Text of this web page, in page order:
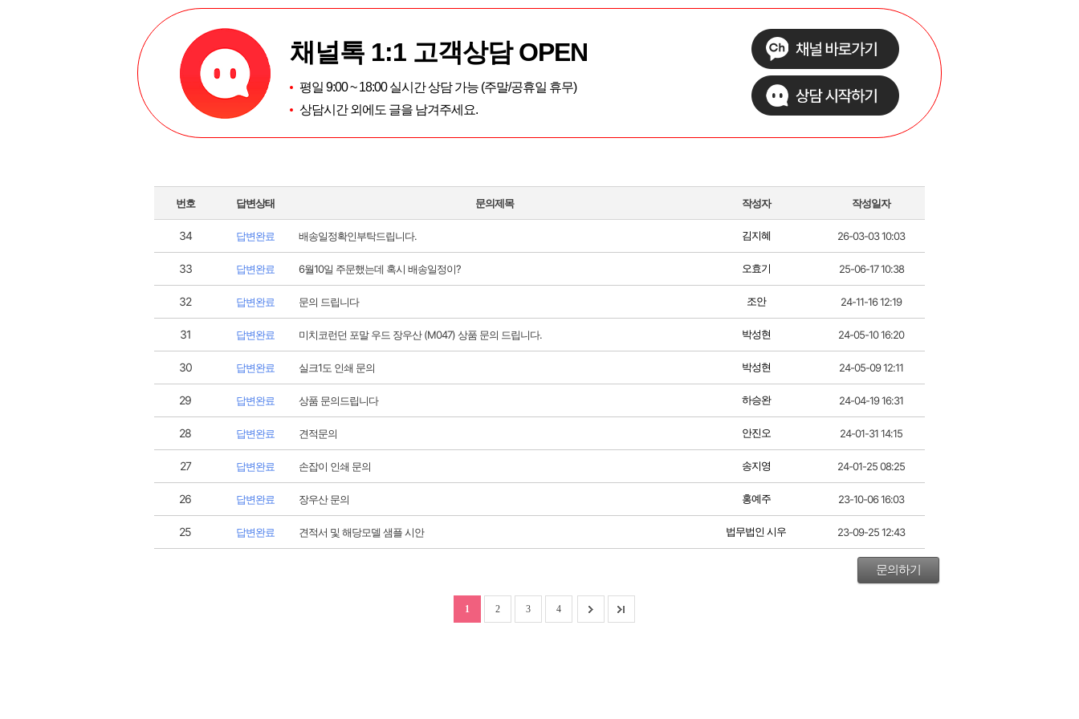
채널톡 1:1 고객상담 OPEN
평일 9:00 ~ 18:00 실시간 상담 가능 (주말/공휴일 휴무)
상담시간 외에도 글을 남겨주세요.
번호 답변상태 문의제목 작성자 작성일자
34 답변완료 배송일정확인부탁드립니다. 김지혜 26-03-03 10:03
33 답변완료 6월10일 주문했는데 혹시 배송일정이? 오효기 25-06-17 10:38
32 답변완료 문의 드립니다 조안 24-11-16 12:19
31 답변완료 미치코런던 포말 우드 장우산 (M047) 상품 문의 드립니다. 박성현 24-05-10 16:20
30 답변완료 실크1도 인쇄 문의 박성현 24-05-09 12:11
29 답변완료 상품 문의드립니다 하승완 24-04-19 16:31
28 답변완료 견적문의 안진오 24-01-31 14:15
27 답변완료 손잡이 인쇄 문의 송지영 24-01-25 08:25
26 답변완료 장우산 문의 홍예주 23-10-06 16:03
25 답변완료 견적서 및 해당모델 샘플 시안 법무법인 시우 23-09-25 12:43
문의하기
1 2 3 4